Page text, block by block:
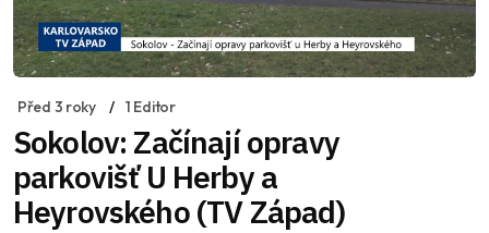
Před 3 roky 1 Editor
Sokolov: Začínají opravy
parkovišť U Herby a
Heyrovského (TV Západ)